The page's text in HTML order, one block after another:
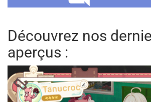
Découvrez nos
aperçus :